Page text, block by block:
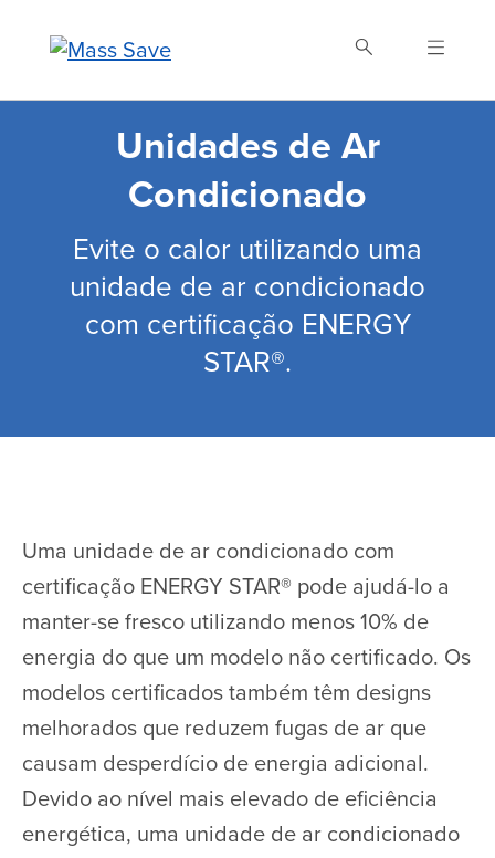
content
Buscar Mass Save
Unidades de Ar
Condicionado
Evite o calor utilizando uma
unidade de ar condicionado
com certificação ENERGY
STAR®.
Uma unidade de ar condicionado com
certificação ENERGY STAR® pode ajudá-lo a
manter-se fresco utilizando menos 10% de
energia do que um modelo não certificado. Os
modelos certificados também têm designs
melhorados que reduzem fugas de ar que
causam desperdício de energia adicional.
Devido ao nível mais elevado de eficiência
energética, uma unidade de ar condicionado